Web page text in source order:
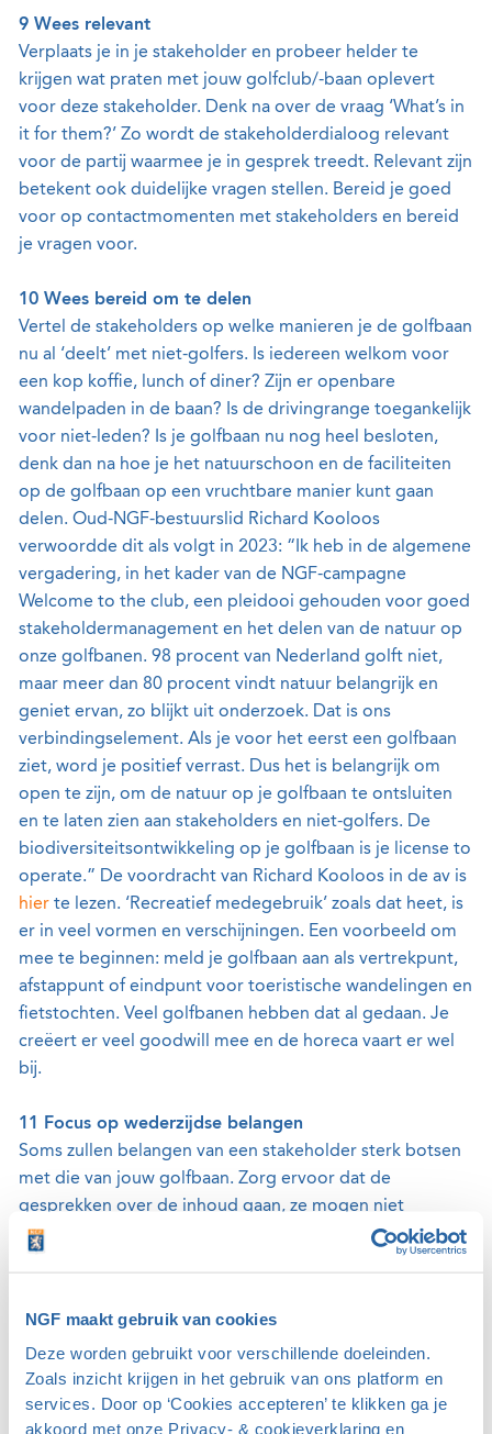
NGF maakt gebruik van cookies
Deze worden gebruikt voor verschillende doeleinden.
Zoals inzicht krijgen in het gebruik van ons platform en
services. Door op ‘Cookies accepteren’ te klikken ga je
akkoord met onze Privacy- & cookieverklaring en
9 Wees relevant
Verplaats je in je stakeholder en probeer helder te
krijgen wat praten met jouw golfclub/-baan oplevert
voor deze stakeholder. Denk na over de vraag ‘What’s in
it for them?’ Zo wordt de stakeholderdialoog relevant
voor de partij waarmee je in gesprek treedt. Relevant zijn
betekent ook duidelijke vragen stellen. Bereid je goed
voor op contactmomenten met stakeholders en bereid
je vragen voor.
10 Wees bereid om te delen
Vertel de stakeholders op welke manieren je de golfbaan
nu al ‘deelt’ met niet-golfers. Is iedereen welkom voor
een kop koffie, lunch of diner? Zijn er openbare
wandelpaden in de baan? Is de drivingrange toegankelijk
voor niet-leden? Is je golfbaan nu nog heel besloten,
denk dan na hoe je het natuurschoon en de faciliteiten
op de golfbaan op een vruchtbare manier kunt gaan
delen. Oud-NGF-bestuurslid Richard Kooloos
verwoordde dit als volgt in 2023: “Ik heb in de algemene
vergadering, in het kader van de NGF-campagne
Welcome to the club, een pleidooi gehouden voor goed
stakeholdermanagement en het delen van de natuur op
onze golfbanen. 98 procent van Nederland golft niet,
maar meer dan 80 procent vindt natuur belangrijk en
geniet ervan, zo blijkt uit onderzoek. Dat is ons
verbindingselement. Als je voor het eerst een golfbaan
ziet, word je positief verrast. Dus het is belangrijk om
open te zijn, om de natuur op je golfbaan te ontsluiten
en te laten zien aan stakeholders en niet-golfers. De
biodiversiteitsontwikkeling op je golfbaan is je license to
operate.” De voordracht van Richard Kooloos in de av is
hier te lezen. ‘Recreatief medegebruik’ zoals dat heet, is
er in veel vormen en verschijningen. Een voorbeeld om
mee te beginnen: meld je golfbaan aan als vertrekpunt,
afstappunt of eindpunt voor toeristische wandelingen en
fietstochten. Veel golfbanen hebben dat al gedaan. Je
creëert er veel goodwill mee en de horeca vaart er wel
bij.
11 Focus op wederzijdse belangen
Soms zullen belangen van een stakeholder sterk botsen
met die van jouw golfbaan. Zorg ervoor dat de
gesprekken over de inhoud gaan, ze mogen niet
emotioneel worden. Focus in de gesprekken vooral op
de wederzijdse belangen. Dat brengt partijen nader tot
oplossingen voor wrijvingen. Idealiter stel je op basis van
de gedeelde belangen één of meer gezamenlijke doelen
vast en verbind je daar actiepunten aan.
12 Vraag om input en advies